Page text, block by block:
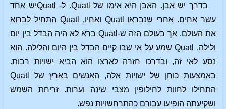
בדרך יש אבן. האבן היא אימו של Quatl. ל- Quatlיש אחד
עשר אחים. אחרי שנבראו Quatl ואחיו, Quatl התחיל לברוא
את העולם. אך בעולם הזה ש-Quatl ברא לא היה הבדל בין יום
ולילה. Quatl שמע על אי שבו קיים הבדל בין היום והלילה. הוא
נסע לאי זה, ובדרכו חזרה לארצו הוא הביא ישויות רבות.
באמצעות כוחן של ישויות אלה, האנשים בארץ של Quatl
התחילו לחוות לחילופין מצבי שינה וערות. זריחת השמש
ושקיעתה הופיעו עבורם כהתרחשויות נפש.